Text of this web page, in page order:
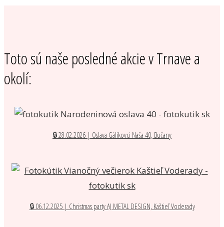
Toto sú naše posledné akcie v Trnave a
okolí:
🔒 28.02.2026 | Oslava Gálikovci Naša 40, Bučany
🔒 06.12.2025 | Christmas party AJ METAL DESIGN, Kaštieľ Voderady